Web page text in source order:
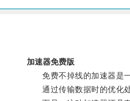
加速器免费版
免费不掉线的加速器是一
通过传输数据时的优化处